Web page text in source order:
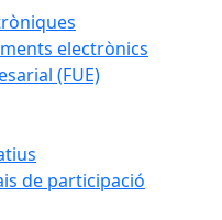
electrònics
(FUE)
de participació